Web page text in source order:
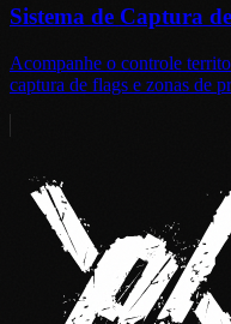
Sistema de Captura
Acompanhe o controle
captura de flags e zonas de